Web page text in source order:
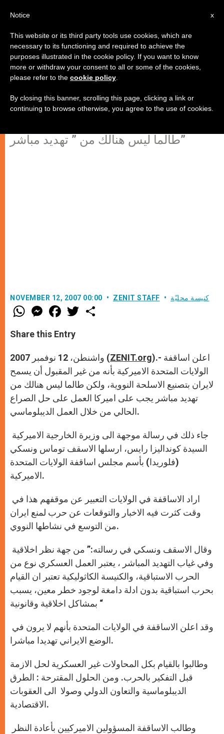
اساقفة الولايات المتحدة الاميركية:
المسألة الايرانية تحتاج الى
الديبلوماسية
طالما ليس هنالك من ” تهديد مباشر”
NOVEMBER 12, 2007 00:00 ZENIT STAFF كنيسة محليّة
W
h
t
s
p
p
M
e
s
e
g
e
r
F
a
e
b
o
k
w
r
Share this Entry
واشنطن، 12 نوفمبر 2007 (ZENIT.org).- اعلن اساقفة
الولايات المتحدة الاميركية بأنه من غير المقبول أن يسمح
لايران بتصنيع الاسلحة النووية، ولكن طالما ليس هنالك من
تهديد مباشر يجب على اميركا العمل على حل الصراع
الحالي من خلال العمل الديبلوماسي.
السيدة كونداليزا رايس، ارسلها الاسقف توماس ونسكي
(فلوريدا) بأسم مجلس اساقفة الولايات المتحدة
الاميركية.
وقت كثرت فيه الاخبار والتوقعات عن حرب لمنع ايران
من التوسع في نشاطها النووي.
وفي غياب التهديد المباشر ، يعتبر العمل العسكري نوع من
الحرب الاستباقية، والكنيسة الكاثوليكية تعتبر ان القيام
بحرب استباقية بدون ادلة دامغة لوجود خطر معين، يسبب
بمشاكل اخلاقية وقانونية “
الوضع الايراني تهديدا مباشرا.
وطالبوا بالقيام بكل المحاولات غير العسكرية لحل الازمة
قبل التفكير بالحرب. ومن الحلول المقترحة : الطرق
الديبلوماسية والتعاون الدولي وصولا الى العقوبات
الاقتصادية.
x
Notice
This website or its third party tools use cookies, which are
necessary to its functioning and required to achieve the
purposes illustrated in the cookie policy. If you want to know
more or withdraw your consent to all or some of the cookies,
please refer to the cookie policy
By closing this banner, scrolling this page, clicking a link or
continuing to browse otherwise, you agree to the use of cookies.